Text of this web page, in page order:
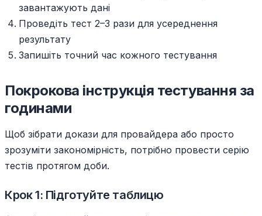
завантажують дані
Проведіть тест 2–3 рази для усереднення
результату
Запишіть точний час кожного тестування
Покрокова інструкція тестування за
годинами
Щоб зібрати докази для провайдера або просто
зрозуміти закономірність, потрібно провести серію
тестів протягом доби.
Крок 1: Підготуйте таблицю